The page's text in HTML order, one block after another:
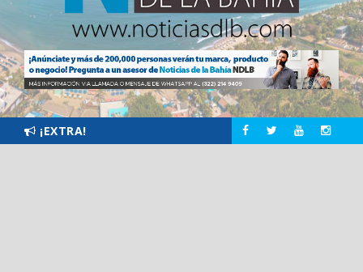
¡EXTRA!